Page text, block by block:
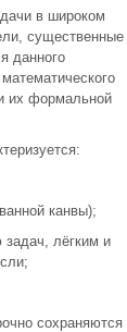
в широком
существенные
данного
их формальной
канвы);
лёгким и
сохраняются